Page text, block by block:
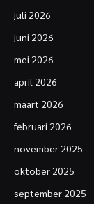
juli 2026
juni 2026
mei 2026
april 2026
maart 2026
februari 2026
november 2025
oktober 2025
september 2025